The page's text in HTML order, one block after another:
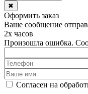
✖
Оформить заказ
Ваше сообщение
2х часов
Произошла ошибка.
Согласен на